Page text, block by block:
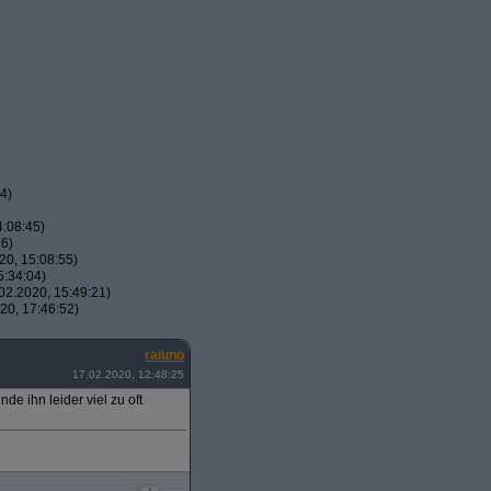
15:08:55)
15:49:21)
17:46:52)
raiuno
17.02.2020, 12:48:25
ihn leider viel zu oft